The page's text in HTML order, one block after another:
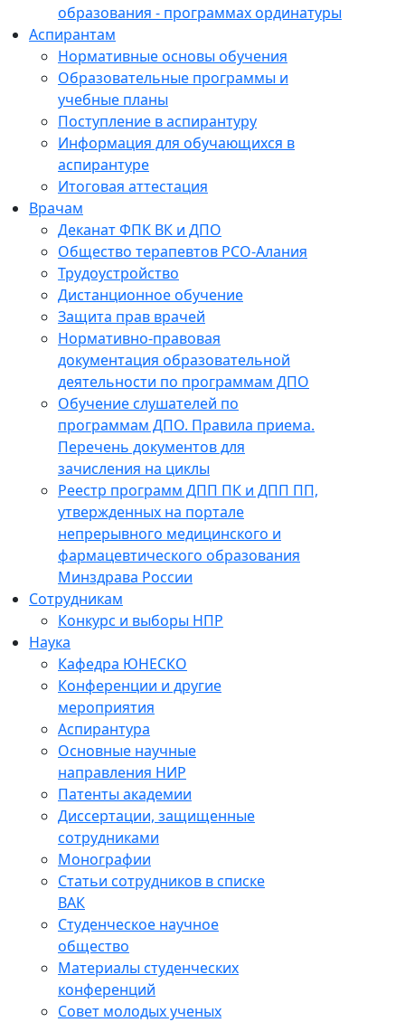
образования - программах ординатуры
Аспирантам
Нормативные основы обучения
Образовательные программы и
учебные планы
Поступление в аспирантуру
Информация для обучающихся в
аспирантуре
Итоговая аттестация
Врачам
Деканат ФПК ВК и ДПО
Общество терапевтов РСО-Алания
Трудоустройство
Дистанционное обучение
Защита прав врачей
Нормативно-правовая
документация образовательной
деятельности по программам ДПО
Обучение слушателей по
программам ДПО. Правила приема.
Перечень документов для
зачисления на циклы
Реестр программ ДПП ПК и ДПП ПП,
утвержденных на портале
непрерывного медицинского и
фармацевтического образования
Минздрава России
Сотрудникам
Конкурс и выборы НПР
Наука
Кафедра ЮНЕСКО
Конференции и другие
мероприятия
Аспирантура
Основные научные
направления НИР
Патенты академии
Диссертации, защищенные
сотрудниками
Монографии
Статьи сотрудников в списке
ВАК
Студенческое научное
общество
Материалы студенческих
конференций
Совет молодых ученых